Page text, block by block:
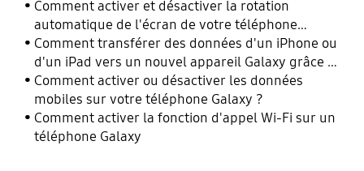
Comment activer et désactiver la rotation
automatique de l'écran de votre téléphone
Galaxy ?
Comment transférer des données d'un iPhone ou
d'un iPad vers un nouvel appareil Galaxy grâce à
Smart Switch ?
Comment activer ou désactiver les données
mobiles sur votre téléphone Galaxy ?
Comment activer la fonction d'appel Wi-Fi sur un
téléphone Galaxy